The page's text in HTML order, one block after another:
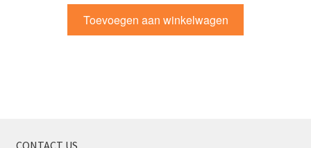
Toevoegen aan winkelwagen